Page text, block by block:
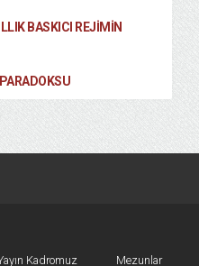
BASKICI REJIMIN
Kadromuz Mezunlar